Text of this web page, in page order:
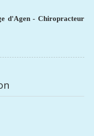
d'Agen - Chiropracteur